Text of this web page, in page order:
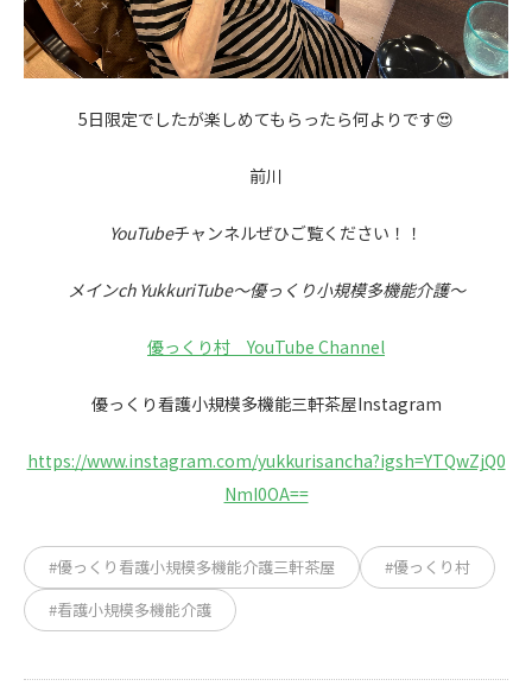
5日限定でしたが楽しめてもらったら何よりです😍
前川
YouTubeチャンネルぜひご覧ください！！
メインch YukkuriTube～優っくり小規模多機能介護～
優っくり村 YouTube Channel
優っくり看護小規模多機能三軒茶屋Instagram
https://www.instagram.com/yukkurisancha?igsh=YTQwZjQ0
NmI0OA==
#優っくり看護小規模多機能介護三軒茶屋
#優っくり村
#看護小規模多機能介護